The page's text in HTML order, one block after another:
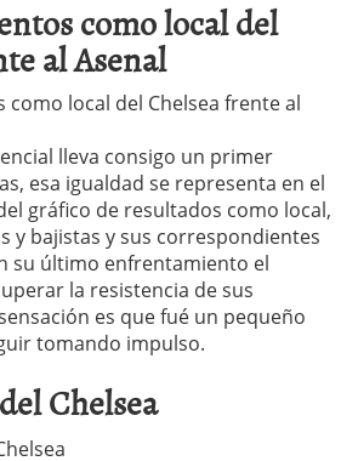
como local del
al Asenal
lleva consigo un primer
esa igualdad se representa en el
gráfico de resultados como local,
y bajistas y sus correspondientes
su último enfrentamiento el
la resistencia de sus
es que fué un pequeño
tomando impulso.
Chelsea